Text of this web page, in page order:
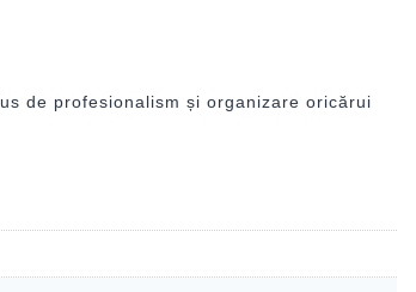
de profesionalism și organizare oricărui